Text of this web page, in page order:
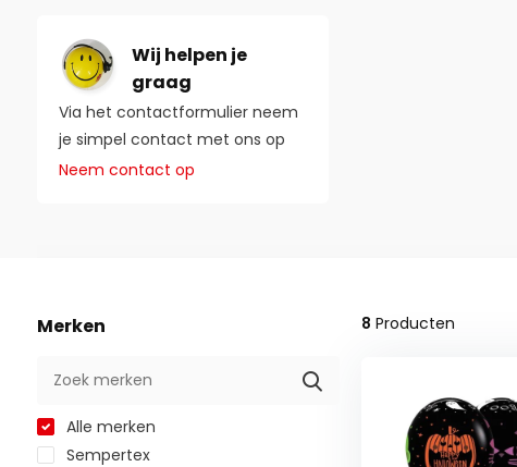
Wij helpen je
graag
Via het contactformulier neem
je simpel contact met ons op
Neem contact op
Merken
Alle merken
Sempertex
8 Producten